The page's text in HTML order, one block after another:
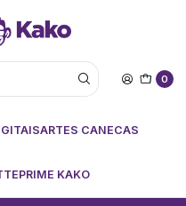
0
ARTES CANECAS
PRIME KAKO